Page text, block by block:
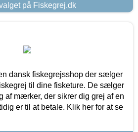
på Fiskegrej.dk
dansk fiskegrejsshop der sælger
til dine fisketure. De sælger
af mærker, der sikrer dig grej af en
er til at betale. Klik her for at se